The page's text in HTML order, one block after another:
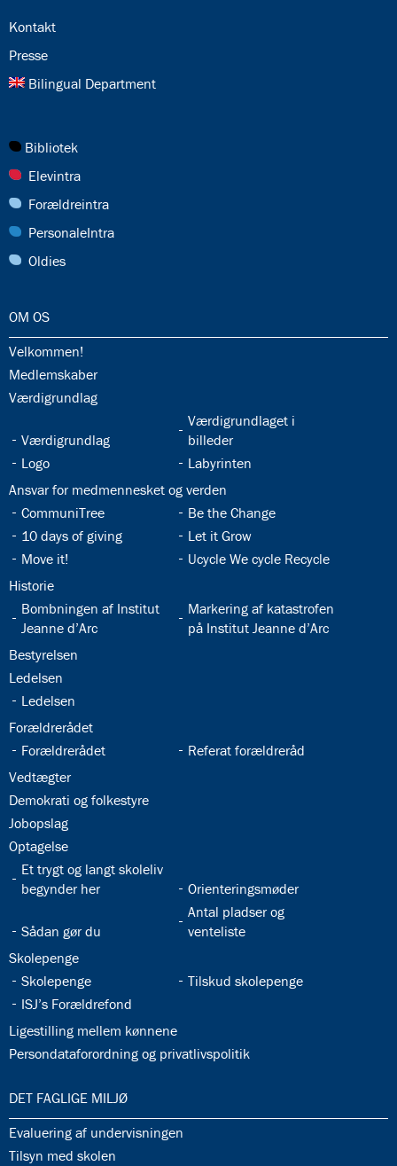
24.0:
Kontakt
25.0:
Presse
26.0:
Bilingual Department
27.0:
Bibliotek
28.0:
Elevintra
29.0:
Forældreintra
30.0:
PersonaleIntra
31.0:
Oldies
32.0:
OM OS
32.1:
Velkommen!
32.2:
Medlemskaber
32.3:
Værdigrundlag
32.4:
Værdigrundlag
32.5:
Værdigrundlaget i
billeder
32.6:
Logo 32.7:
Labyrinten
32.8:
Ansvar for medmennesket og verden
32.9:
CommuniTree 32.10:
Be the Change
32.11:
10 days of giving 32.12:
Let it Grow
32.13:
Move it! 32.14:
Ucycle We cycle Recycle
32.15:
Historie
32.16:
Bombningen af Institut
Jeanne d’Arc
32.17:
Markering af katastrofen
på Institut Jeanne d’Arc
32.18:
Bestyrelsen
32.19:
Ledelsen
32.20:
Ledelsen
32.21:
Forældrerådet
32.22:
Forældrerådet 32.23:
Referat forældreråd
32.24:
Vedtægter
32.25:
Demokrati og folkestyre
32.26:
Jobopslag
32.27:
Optagelse
32.28:
Et trygt og langt skoleliv
begynder her
32.29:
Orienteringsmøder
32.30:
Sådan gør du
32.31:
Antal pladser og
venteliste
32.32:
Skolepenge
32.33:
Skolepenge 32.34:
Tilskud skolepenge
32.35:
ISJ’s Forældrefond
32.36:
Ligestilling mellem kønnene
32.37:
Persondataforordning og privatlivspolitik
33.0:
DET FAGLIGE MILJØ
33.1:
Evaluering af undervisningen
33.2:
Tilsyn med skolen